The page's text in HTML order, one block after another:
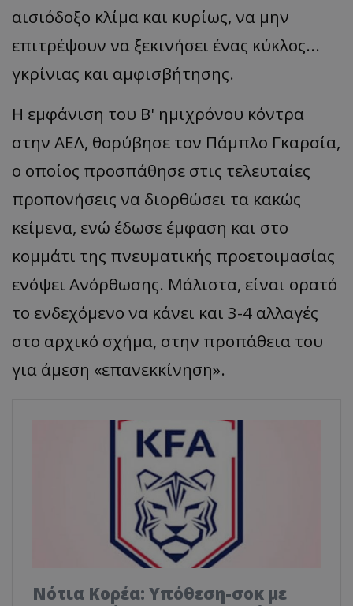
αισιόδοξο κλίμα και κυρίως, να μην
επιτρέψουν να ξεκινήσει ένας κύκλος...
γκρίνιας και αμφισβήτησης.
Η εμφάνιση του Β' ημιχρόνου κόντρα
στην ΑΕΛ, θορύβησε τον Πάμπλο Γκαρσία,
ο οποίος προσπάθησε στις τελευταίες
προπονήσεις να διορθώσει τα κακώς
κείμενα, ενώ έδωσε έμφαση και στο
κομμάτι της πνευματικής προετοιμασίας
ενόψει Ανόρθωσης. Μάλιστα, είναι ορατό
το ενδεχόμενο να κάνει και 3-4 αλλαγές
στο αρχικό σχήμα, στην προπάθεια του
για άμεση «επανεκκίνηση».
Νότια Κορέα: Υπόθεση-σοκ με